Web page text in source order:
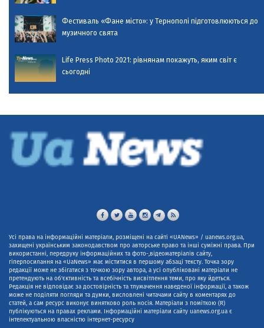
Фестиваль «Фане місто»: у Тернополі підготовлюються до
музичного свята
Life Press Photo 2021: рівнянам покажуть, яким світ є
сьогодні
Усі права на інформаційні матеріали, розміщені на сайті «UANews» / uanews.org.ua,
захищені українським законодавством про авторське право та інші суміжні права. При
використанні, передруку інформаційних та фото-,відеоматеріалів сайту,
гіперпосилання на «UaNews» має міститися в першому абзаці тексту. Точка зору
редакції може не збігатися з точкою зору автора, а усі опубліковані матеріали не
претендують на об'єктивність та всебічність висвітлення теми, про яку йдеться.
Редакція не відповідає за достовірність та тлумачення наведеної інформації, а також
може не поділяти погляди та думки, висловлені читачами сайту в коментарях до
статей, а сам ресурс виконує винятково роль носія. Матеріали з поміткою (R)
публікуються на правах реклами. Інформаційні матеріали сайту uanews.org.ua є
інтелектуальною власністю інтернет-ресурсу